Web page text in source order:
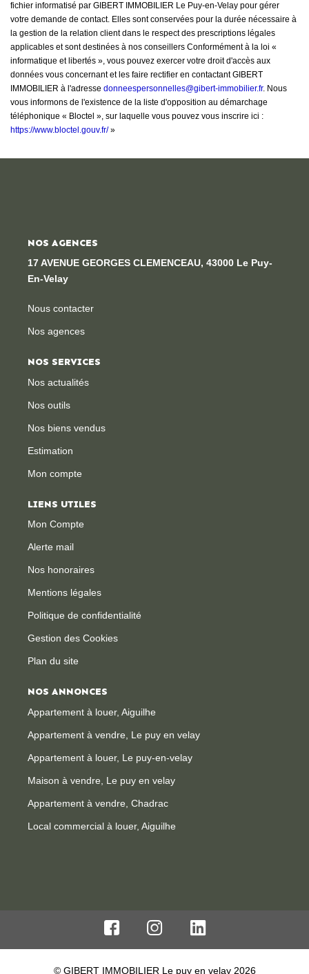
fichier informatisé par GIBERT IMMOBILIER Le Puy-en-Velay pour gérer
votre demande de contact. Elles sont conservées pour la durée nécessaire à
la gestion de la relation client dans le respect des prescriptions légales
applicables et sont destinées à nos conseillers Conformément à la loi «
informatique et libertés », vous pouvez exercer votre droit d'accès aux
données vous concernant et les faire rectifier en contactant GIBERT
IMMOBILIER à l'adresse donneespersonnelles@gibert-immobilier.fr. Nous
vous informons de l'existence de la liste d'opposition au démarchage
téléphonique « Bloctel », sur laquelle vous pouvez vous inscrire ici :
https://www.bloctel.gouv.fr/»
NOS AGENCES
17 AVENUE GEORGES CLEMENCEAU, 43000 Le Puy-
En-Velay
Nous contacter
Nos agences
NOS SERVICES
Nos actualités
Nos outils
Nos biens vendus
Estimation
Mon compte
LIENS UTILES
Mon Compte
Alerte mail
Nos honoraires
Mentions légales
Politique de confidentialité
Gestion des Cookies
Plan du site
NOS ANNONCES
Appartement à louer, Aiguilhe
Appartement à vendre, Le puy en velay
Appartement à louer, Le puy-en-velay
Maison à vendre, Le puy en velay
Appartement à vendre, Chadrac
Local commercial à louer, Aiguilhe
© GIBERT IMMOBILIER Le puy en velay 2026